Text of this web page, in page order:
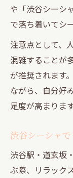
や「渋谷シーシ
で落ち着いてシ
注意点として、
混雑することが
が推奨されます
ながら、自分好
足度が高まります
渋谷シーシャ
渋谷駅・道玄坂
ぶ際、リラック